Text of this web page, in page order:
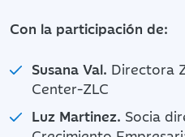
Con la participación de:
Susana Val. Directora
Center-ZLC
Luz Martinez. Socia